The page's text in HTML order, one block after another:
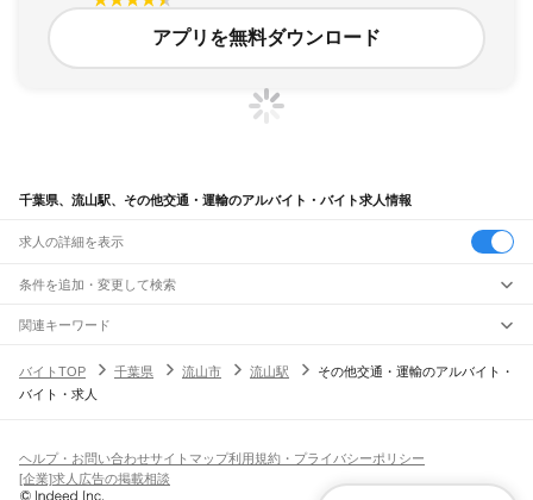
アプリを無料ダウンロード
千葉県、流山駅、その他交通・運輸のアルバイト・バイト求人情報
求人の詳細を表示
条件を追加・変更して検索
市区町村を追加・変更
千葉県すべて
千葉市
旭市習志野市柏市勝浦市市原市流山市八千代市我孫子市鴨川市鎌ケ谷市
君津市富津市浦安市 印西市白井市富里市南房総市
駅を追加・変更
JR中央・総武線
市川駅本八幡駅下総中山駅 津田沼駅
幕張駅
職種を追加・変更
飲食・フードサービスすべて
ホールスタッフキッチンスタッフ
パン屋（ベーカリー）
バー（BAR）・バーテンダー
人気
日払いOK高校生歓迎 髪型・髪色自由
雇用形態を追加・変更
関連キーワード
バイトTOP
千葉県 流山市 流山駅
その他交通・運輸のアルバイト・
バイト・求人
ヘルプ・お問い合わせサイトマップ利用規約・プライバシーポリシー
[企業]求人広告の掲載相談